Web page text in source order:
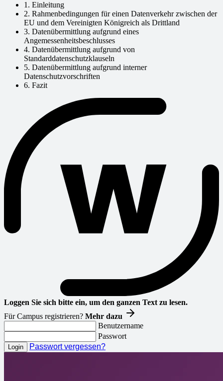
1. Einleitung
2. Rahmenbedingungen für einen Datenverkehr zwischen der
EU und dem Vereinigten Königreich als Drittland
3. Datenübermittlung aufgrund eines
Angemessenheitsbeschlusses
4. Datenübermittlung aufgrund von
Standarddatenschutzklauseln
5. Datenübermittlung aufgrund interner
Datenschutzvorschriften
6. Fazit
Loggen Sie sich bitte ein, um den ganzen Text zu lesen.
Für Campus registrieren? Mehr dazu
Benutzername
Passwort
Passwort vergessen?